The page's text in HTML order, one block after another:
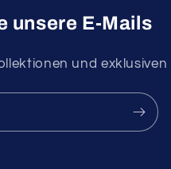
unsere E-Mails
und